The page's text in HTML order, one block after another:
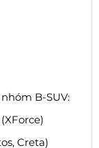
B-SUV:
Creta)